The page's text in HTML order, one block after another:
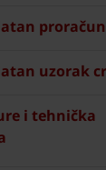
uzorak
i tehnička